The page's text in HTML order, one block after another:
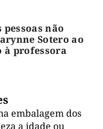
pessoas não
Sotero ao
à professora
embalagem dos
a idade ou